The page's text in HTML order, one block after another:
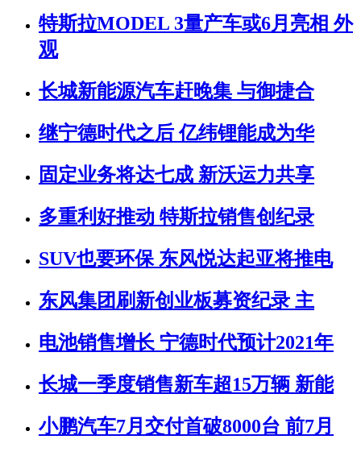
特斯拉MODEL 3量产车或6月亮相 外
观
长城新能源汽车赶晚集 与御捷合
继宁德时代之后 亿纬锂能成为华
固定业务将达七成 新沃运力共享
多重利好推动 特斯拉销售创纪录
SUV也要环保 东风悦达起亚将推电
东风集团刷新创业板募资纪录 主
电池销售增长 宁德时代预计2021年
长城一季度销售新车超15万辆 新能
小鹏汽车7月交付首破8000台 前7月